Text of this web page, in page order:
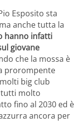
Esposito sta
anche tutta la
hanno infatti
giovane
che la mossa è
prorompente
big club
tutti molto
fino al 2030 ed è
ancora per